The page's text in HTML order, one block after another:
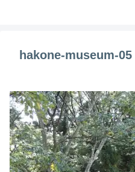
hakone-museum-05